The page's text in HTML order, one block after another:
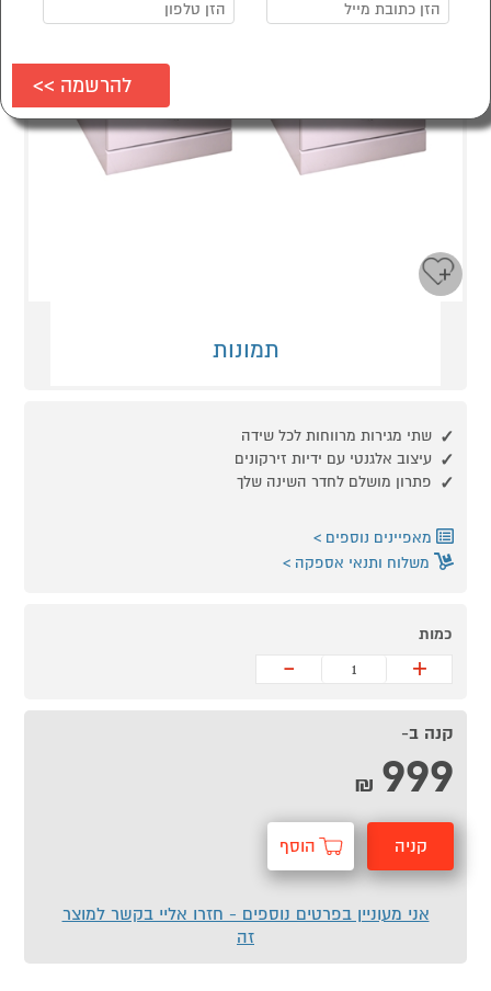
תמונות
שתי מגירות מרווחות לכל שידה
עיצוב אלגנטי עם ידיות זירקונים
פתרון מושלם לחדר השינה שלך
מאפיינים נוספים
משלוח ותנאי אספקה
כמות
+
-
קנה ב-
999
₪
קניה הוסף
אני מעוניין בפרטים נוספים - חזרו אליי בקשר למוצר
זה